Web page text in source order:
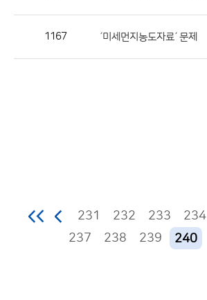
1167 ´미세먼지농도자료´ 문제
231 232 233 234
237
238 239 240